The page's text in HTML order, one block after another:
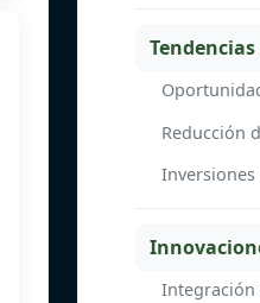
Reducción
Integración